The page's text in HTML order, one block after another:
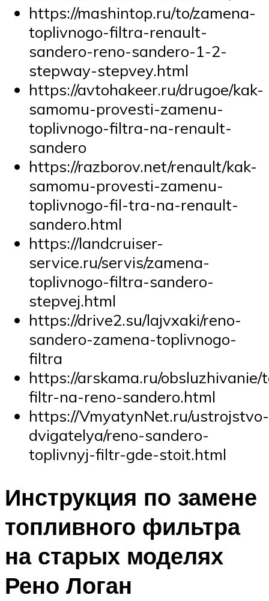
https://mashintop.ru/to/zamena-
toplivnogo-filtra-renault-
sandero-reno-sandero-1-2-
stepway-stepvey.html
https://avtohakeer.ru/drugoe/kak-
samomu-provesti-zamenu-
toplivnogo-filtra-na-renault-
sandero
https://razborov.net/renault/kak-
samomu-provesti-zamenu-
toplivnogo-fil-tra-na-renault-
sandero.html
https://landcruiser-
service.ru/servis/zamena-
toplivnogo-filtra-sandero-
stepvej.html
https://drive2.su/lajvxaki/reno-
sandero-zamena-toplivnogo-
filtra
https://arskama.ru/
filtr-na-reno-sandero.html
https://VmyatynNet.ru/ustrojstvo-
dvigatelya/reno-sandero-
toplivnyj-filtr-gde-stoit.html
Инструкция по замене
топливного фильтра
на старых моделях
Рено Логан